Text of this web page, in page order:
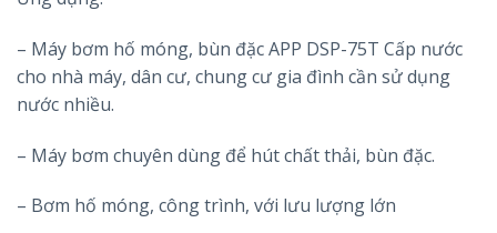
– Máy bơm hố móng, bùn đặc APP DSP-75T Cấp nước
cho nhà máy, dân cư, chung cư gia đình cần sử dụng
nước nhiều.
– Máy bơm chuyên dùng để hút chất thải, bùn đặc.
– Bơm hố móng, công trình, với lưu lượng lớn